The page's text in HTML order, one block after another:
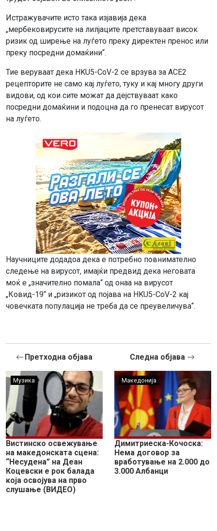
Истражувачите исто така изјавија дека
„мербековирусите на лилјаците претставуваат висок
ризик од ширење на луѓето преку директен пренос или
преку посредни домаќини“.
Тие веруваат дека HKU5-CoV-2 се врзува за ACE2
рецепторите не само кај луѓето, туку и кај многу други
видови, од кои сите можат да дејствуваат како
посредни домаќини и подоцна да го пренесат вирусот
на луѓето.
Научниците додадоа дека е потребно повнимателно
следење на вирусот, имајќи предвид дека неговата
моќ е „значително помала“ од онаа на вирусот
„Ковид-19“ и „ризикот од појава на HKU5-CoV-2 кај
човечката популација не треба да се преувеличува“.
Претходна објава
Музика
Вистинско освежување
на македонската сцена:
“Несудена” на Деан
Коцевски е рок балада
која освојува на прво
слушање (ВИДЕО)
Следна објава
Македонија
Димитриеска-Кочоска:
Нема договор за
вработување на 2.000 до
3.000 Албанци